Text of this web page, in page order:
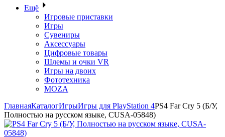
Ещё
Игровые приставки
Игры
Сувениры
Аксессуары
Цифровые товары
Шлемы и очки VR
Игры на двоих
Фототехника
MOZA
ГлавнаяКаталогИгрыИгры для PlayStation 4PS4 Far Cry 5 (Б/У,
Полностью на русском языке, CUSA-05848)